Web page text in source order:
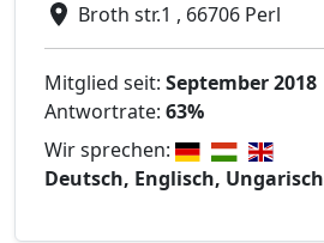
Broth str.1 , 66706 Perl
Mitglied seit: September 2018
Antwortrate: 63%
Wir sprechen:
Deutsch, Englisch, Ungarisch